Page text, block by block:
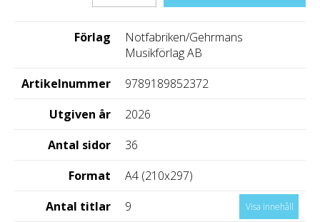
Förlag
Notfabriken/Gehrmans
Musikförlag AB
Artikelnummer
9789189852372
Utgiven år
2026
Antal sidor
36
Format
A4 (210x297)
Antal titlar
9 Visa innehåll